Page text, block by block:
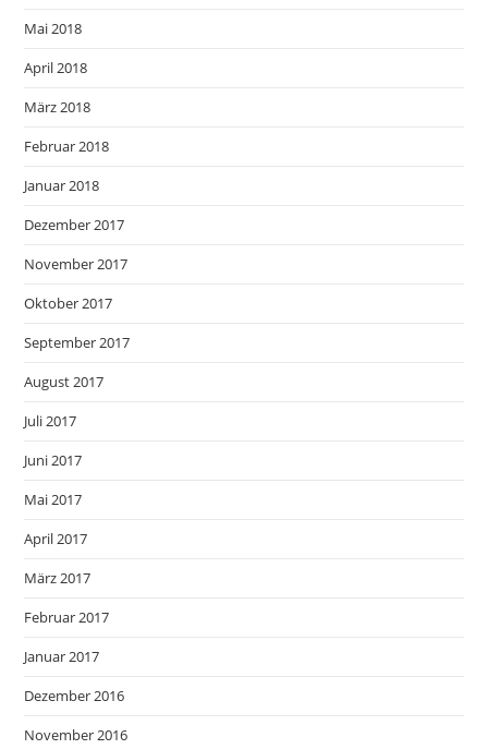
Mai 2018
April 2018
März 2018
Februar 2018
Januar 2018
Dezember 2017
November 2017
Oktober 2017
September 2017
August 2017
Juli 2017
Juni 2017
Mai 2017
April 2017
März 2017
Februar 2017
Januar 2017
Dezember 2016
November 2016